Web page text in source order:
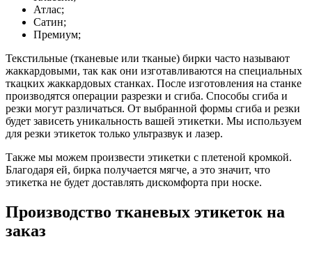
Атлас;
Сатин;
Премиум;
Текстильные (тканевые или тканые) бирки часто называют
жаккардовыми, так как они изготавливаются на специальных
ткацких жаккардовых станках. После изготовления на станке
производятся операции разрезки и сгиба. Способы сгиба и
резки могут различаться. От выбранной формы сгиба и резки
будет зависеть уникальность вашей этикетки. Мы используем
для резки этикеток только ультразвук и лазер.
Также мы можем произвести этикетки с плетеной кромкой.
Благодаря ей, бирка получается мягче, а это значит, что
этикетка не будет доставлять дискомфорта при носке.
Производство тканевых этикеток на
заказ